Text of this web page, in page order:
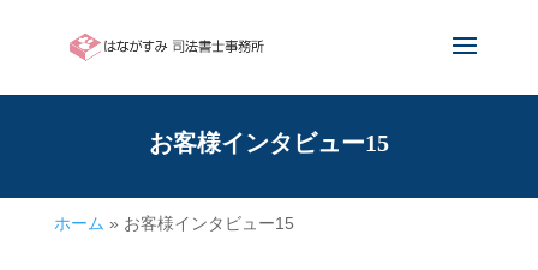
お客様インタビュー15
ホーム » お客様インタビュー15